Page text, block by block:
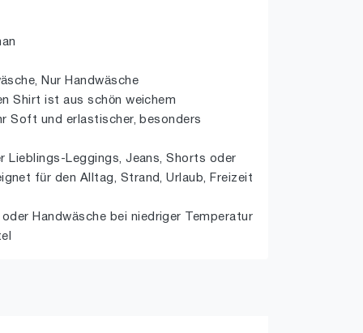
Nur Handwäsche
Shirt ist aus schön weichem
Soft und erlastischer, besonders
Lieblings-Leggings, Jeans, Shorts oder
für den Alltag, Strand, Urlaub, Freizeit
Handwäsche bei niedriger Temperatur